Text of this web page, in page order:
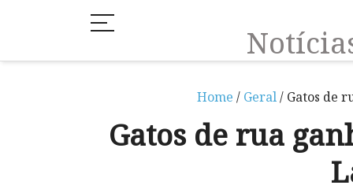
Home / Geral/ Gatos de
Gatos de rua